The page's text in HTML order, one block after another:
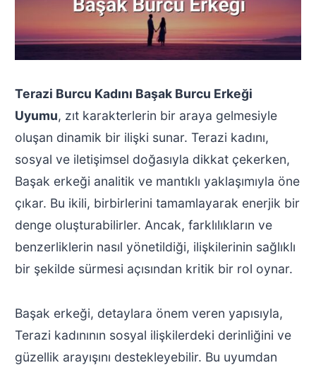
Terazi Burcu Kadını Başak Burcu Erkeği
Uyumu, zıt karakterlerin bir araya gelmesiyle
oluşan dinamik bir ilişki sunar. Terazi kadını,
sosyal ve iletişimsel doğasıyla dikkat çekerken,
Başak erkeği analitik ve mantıklı yaklaşımıyla öne
çıkar. Bu ikili, birbirlerini tamamlayarak enerjik bir
denge oluşturabilirler. Ancak, farklılıkların ve
benzerliklerin nasıl yönetildiği, ilişkilerinin sağlıklı
bir şekilde sürmesi açısından kritik bir rol oynar.
Başak erkeği, detaylara önem veren yapısıyla,
Terazi kadınının sosyal ilişkilerdeki derinliğini ve
güzellik arayışını destekleyebilir. Bu uyumdan